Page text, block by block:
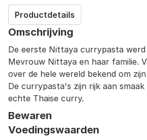
Productdetails
Omschrijving
De eerste Nittaya currypasta
Mevrouw Nittaya en haar familie.
over de hele wereld bekend om
De currypasta's zijn rijk aan
echte Thaise curry.
Bewaren
Bewaaradvies na openen
Voedingswaarden